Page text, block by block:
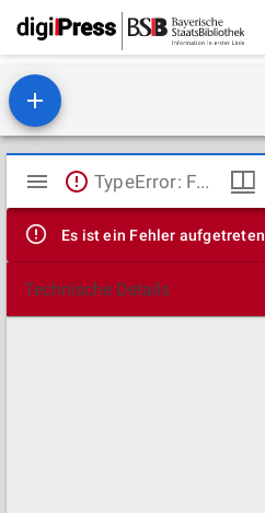
Mirador
Viewer
TypeError: Failed to fetch
Es ist ein Fehler aufgetreten
Technische Details